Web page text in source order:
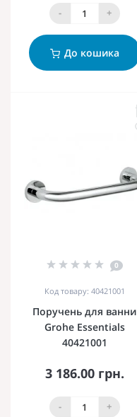
- +
До кошика
0
Код товару: 40421001
Поручень для ванни
Grohe Essentials
40421001
3 186.00 грн.
- +